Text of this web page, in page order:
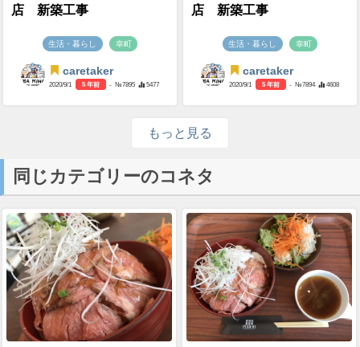
店 新築工事
生活・暮らし 幸町
caretaker
2020/9/1 5 年前 - №7895 5477
店 新築工事
生活・暮らし 幸町
caretaker
2020/9/1 5 年前 - №7894 4608
もっと見る
同じカテゴリーのコネタ